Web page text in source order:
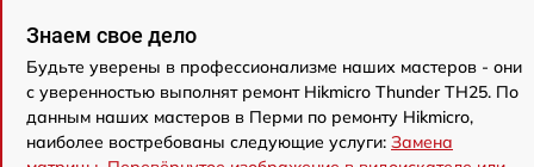
Знаем свое дело
Будьте уверены в профессионализме наших мастеров - они
с уверенностью выполнят ремонт Hikmicro Thunder TH25. По
данным наших мастеров в Перми по ремонту Hikmicro,
наиболее востребованы следующие услуги: Замена